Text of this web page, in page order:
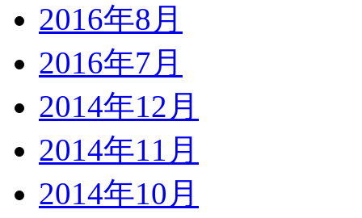
2016年8月
2016年7月
2014年12月
2014年11月
2014年10月